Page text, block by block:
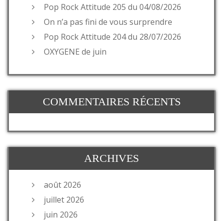
Pop Rock Attitude 205 du 04/08/2026
On n’a pas fini de vous surprendre
Pop Rock Attitude 204 du 28/07/2026
OXYGENE de juin
COMMENTAIRES RÉCENTS
ARCHIVES
août 2026
juillet 2026
juin 2026